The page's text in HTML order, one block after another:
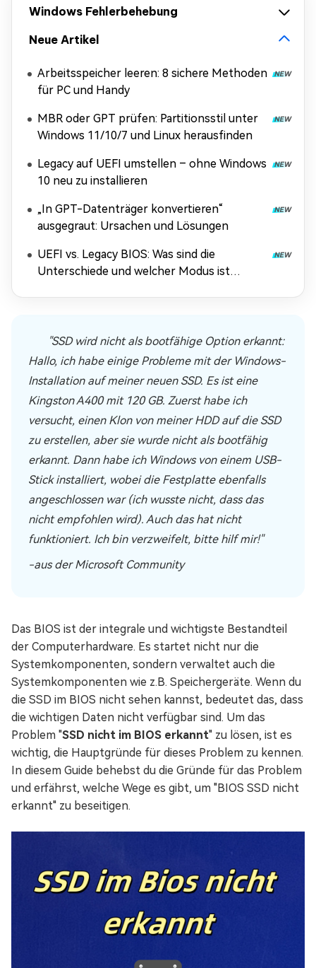
Windows Fehlerbehebung
Neue Artikel
Arbeitsspeicher leeren: 8 sichere Methoden
für PC und Handy
MBR oder GPT prüfen: Partitionsstil unter
Windows 11/10/7 und Linux herausfinden
Legacy auf UEFI umstellen – ohne Windows
10 neu zu installieren
„In GPT-Datenträger konvertieren“
ausgegraut: Ursachen und Lösungen
UEFI vs. Legacy BIOS: Was sind die
Unterschiede und welcher Modus ist
"SSD wird nicht als bootfähige Option erkannt:
Hallo, ich habe einige Probleme mit der Windows-
Installation auf meiner neuen SSD. Es ist eine
Kingston A400 mit 120 GB. Zuerst habe ich
versucht, einen Klon von meiner HDD auf die SSD
zu erstellen, aber sie wurde nicht als bootfähig
erkannt. Dann habe ich Windows von einem USB-
Stick installiert, wobei die Festplatte ebenfalls
angeschlossen war (ich wusste nicht, dass das
nicht empfohlen wird). Auch das hat nicht
funktioniert. Ich bin verzweifelt, bitte hilf mir!"
-aus der Microsoft Community
Das BIOS ist der integrale und wichtigste Bestandteil
der Computerhardware. Es startet nicht nur die
Systemkomponenten, sondern verwaltet auch die
Systemkomponenten wie z.B. Speichergeräte. Wenn du
die SSD im BIOS nicht sehen kannst, bedeutet das, dass
die wichtigen Daten nicht verfügbar sind. Um das
Problem "SSD nicht im BIOS erkannt" zu lösen, ist es
wichtig, die Hauptgründe für dieses Problem zu kennen.
In diesem Guide behebst du die Gründe für das Problem
und erfährst, welche Wege es gibt, um "BIOS SSD nicht
erkannt" zu beseitigen.